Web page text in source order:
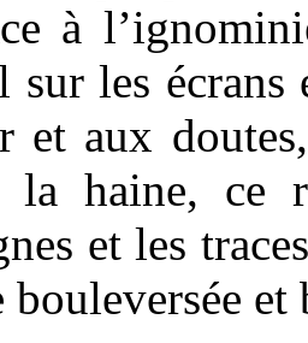
à
les écrans
et aux
la haine, ce
et les
bouleversée